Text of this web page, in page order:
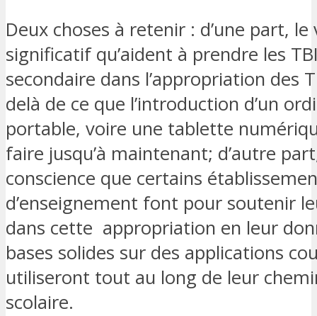
Deux choses à retenir : d’une part, le
significatif qu’aident à prendre les
secondaire dans l’appropriation des
delà de ce que l’introduction d’un
portable, voire une tablette
faire jusqu’à maintenant; d’autre
conscience que certains
d’enseignement font pour soutenir
dans cette appropriation en leur
bases solides sur des applications
utiliseront tout au long de leur
scolaire.